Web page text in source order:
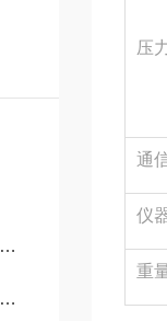
压
通
仪
重